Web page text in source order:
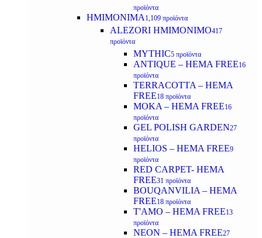
προϊόντα
ΗΜΙΜΟΝΙΜΑ 1,109 προϊόντα
ALEZORI ΗΜΙΜΟΝΙΜΟ417
προϊόντα
MYTHIC5 προϊόντα
ANTIQUE – HEMA FREE16
προϊόντα
TERRACOTTA – HEMA
FREE18 προϊόντα
MOKA – HEMA FREE16
προϊόντα
GEL POLISH GARDEN27
προϊόντα
HELIOS – HEMA FREE9
προϊόντα
RED CARPET- HEMA
FREE31 προϊόντα
BOUQANVILIA – HEMA
FREE18 προϊόντα
T'AMO – HEMA FREE13
προϊόντα
NEON – HEMA FREE27